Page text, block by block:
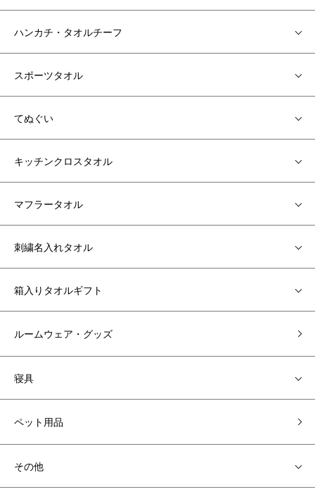
ハンカチ・タオルチーフ
スポーツタオル
てぬぐい
キッチンクロスタオル
マフラータオル
刺繍名入れタオル
箱入りタオルギフト
ルームウェア・グッズ
寝具
ペット用品
その他